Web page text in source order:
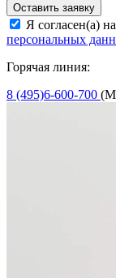
Оставить заявку
Я согласен(а)
персональных
Горячая линия:
8 (495)6-600-700